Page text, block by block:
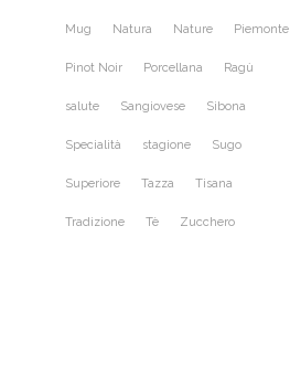
Mug Natura Nature Piemonte
Pinot Noir Porcellana Ragù
salute Sangiovese Sibona
Specialità stagione Sugo
Superiore Tazza Tisana
Tradizione Tè Zucchero